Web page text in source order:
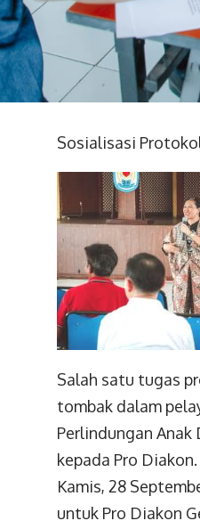
Sosialisasi
Salah satu tugas
tombak dalam
Perlindungan Anak
kepada Pro Diakon.
Kamis, 28
untuk Pro Diakon